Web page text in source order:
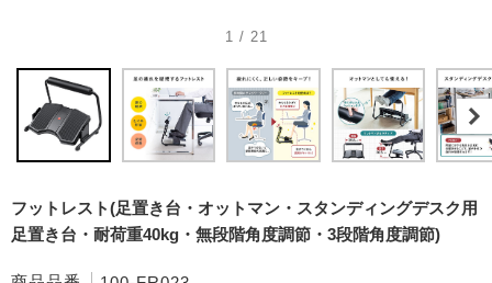
1 / 21
フットレスト(足置き台・オットマン・スタンディングデスク用
足置き台・耐荷重40kg・無段階角度調節・3段階角度調節)